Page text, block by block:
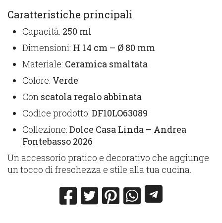
Caratteristiche principali
Capacità: 250 ml
Dimensioni: H 14 cm – Ø 80 mm
Materiale: Ceramica smaltata
Colore: Verde
Con scatola regalo abbinata
Codice prodotto:DF10LO63089
Collezione:Dolce Casa Linda – Andrea
Fontebasso 2026
Un accessorio pratico e decorativo che aggiunge
un tocco di freschezza e stile alla tua cucina.